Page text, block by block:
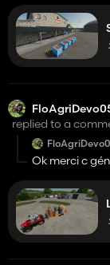
plus tot svp
replied to a
Ok merci c